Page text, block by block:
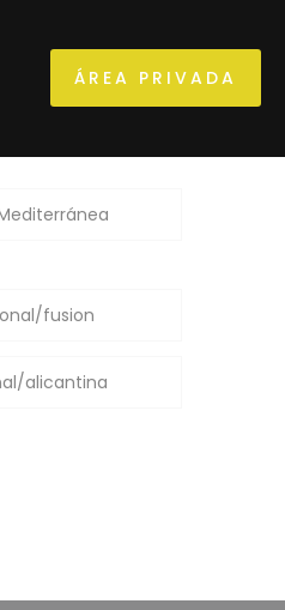
ÁREA PRIVADA
fusion
alicantina